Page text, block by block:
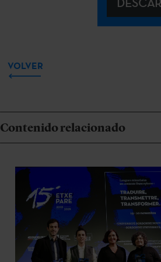
VOLVER
Contenido relacionado